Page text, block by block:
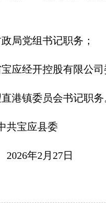
局党组书记职务；
应经开控股有限公司
港镇委员会书记职务
委
27日